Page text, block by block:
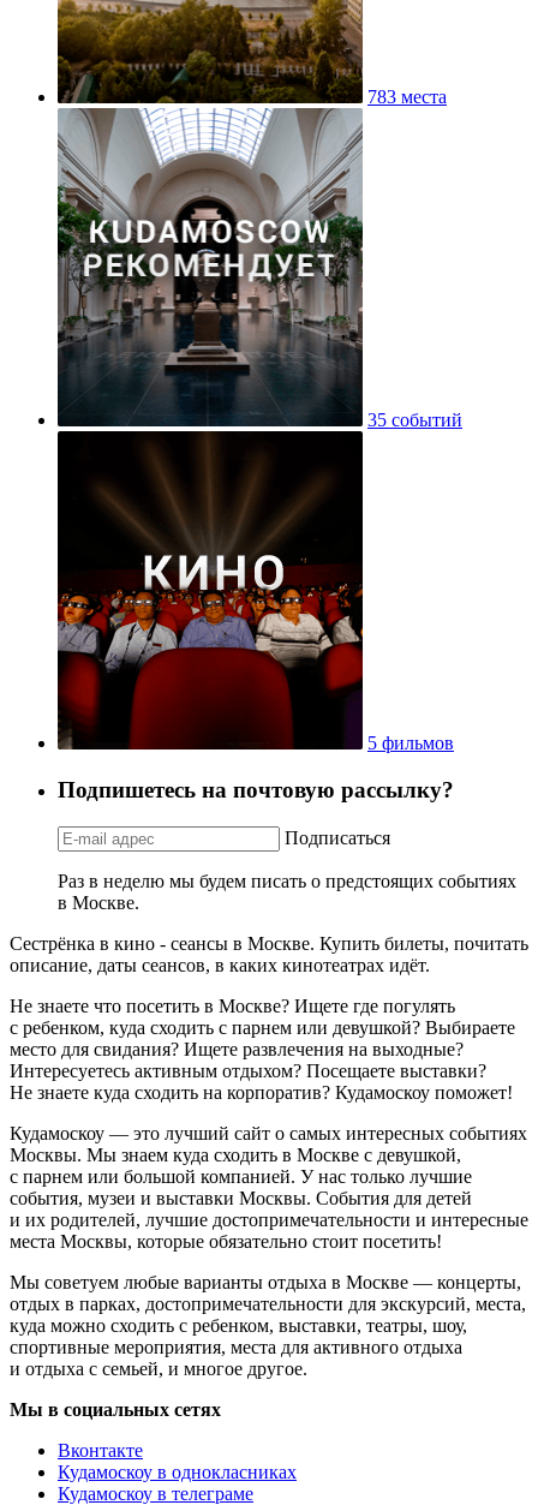
783 места
35 событий
5 фильмов
Подпишетесь на почтовую рассылку?
Подписаться
Раз в неделю мы будем писать о предстоящих событиях
в Москве.
Сестрёнка в кино - сеансы в Москве. Купить билеты, почитать
описание, даты сеансов, в каких кинотеатрах идёт.
Не знаете что посетить в Москве? Ищете где погулять
с ребенком, куда сходить с парнем или девушкой? Выбираете
место для свидания? Ищете развлечения на выходные?
Интересуетесь активным отдыхом? Посещаете выставки?
Не знаете куда сходить на корпоратив? Кудамоскоу поможет!
Кудамоскоу — это лучший сайт о самых интересных событиях
Москвы. Мы знаем куда сходить в Москве с девушкой,
с парнем или большой компанией. У нас только лучшие
события, музеи и выставки Москвы. События для детей
и их родителей, лучшие достопримечательности и интересные
места Москвы, которые обязательно стоит посетить!
Мы советуем любые варианты отдыха в Москве — концерты,
отдых в парках, достопримечательности для экскурсий, места,
куда можно сходить с ребенком, выставки, театры, шоу,
спортивные мероприятия, места для активного отдыха
и отдыха с семьей, и многое другое.
Мы в социальных сетях
Вконтакте
Кудамоскоу в однокласниках
Кудамоскоу в телеграме